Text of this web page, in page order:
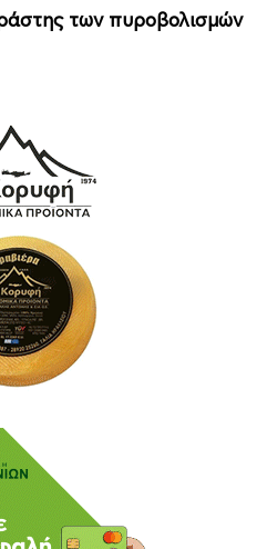
των πυροβολισμών